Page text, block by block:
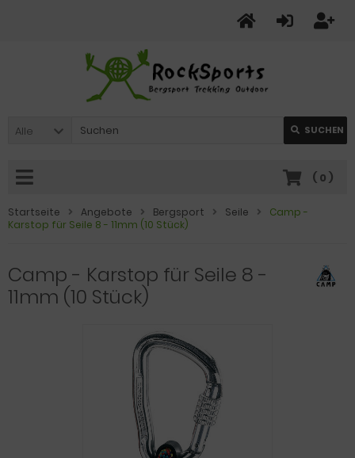
Alle SUCHEN
( 0 )
Startseite Angebote Bergsport Seile
Camp -
Karstop für Seile 8 - 11mm (10 Stück)
Camp - Karstop für Seile 8 -
11mm (10 Stück)